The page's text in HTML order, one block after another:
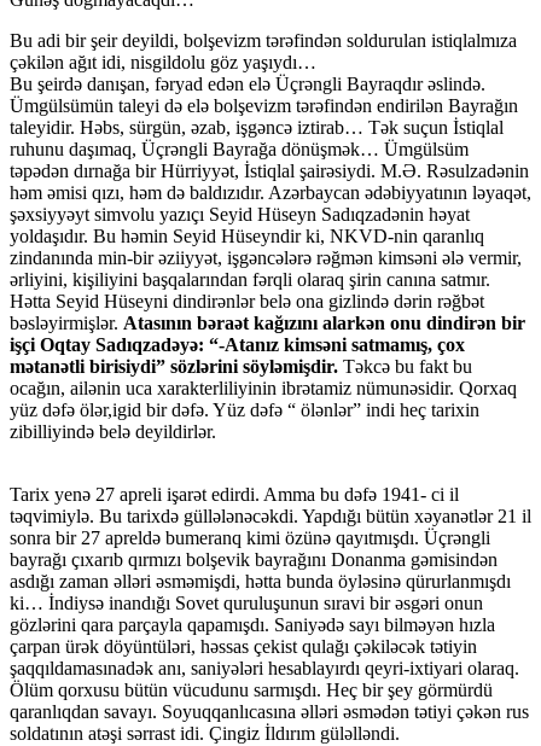
Bu adi bir şeir deyildi, bolşevizm tərəfindən soldurulan istiqlalmıza
çəkilən ağıt idi, nisgildolu göz yaşıydı…
Bu şeirdə danışan, fəryad edən elə Üçrəngli Bayraqdır əslində.
Ümgülsümün taleyi də elə bolşevizm tərəfindən endirilən Bayrağın
taleyidir. Həbs, sürgün, əzab, işgəncə iztirab… Tək suçun İstiqlal
ruhunu daşımaq, Üçrəngli Bayrağa dönüşmək… Ümgülsüm
təpədən dırnağa bir Hürriyyət, İstiqlal şairəsiydi. M.Ə. Rəsulzadənin
həm əmisi qızı, həm də baldızıdır. Azərbaycan ədəbiyyatının ləyaqət,
şəxsiyyəyt simvolu yazıçı Seyid Hüseyn Sadıqzadənin həyat
yoldaşıdır. Bu həmin Seyid Hüseyndir ki, NKVD-nin qaranlıq
zindanında min-bir əziiyyət, işgəncələrə rəğmən kimsəni ələ vermir,
ərliyini, kişiliyini başqalarından fərqli olaraq şirin canına satmır.
Hətta Seyid Hüseyni dindirənlər belə ona gizlində dərin rəğbət
bəsləyirmişlər. Atasının bəraət kağızını alarkən onu dindirən bir
işçi Oqtay Sadıqzadəyə: “-Atanız kimsəni satmamış, çox
mətanətli birisiydi” sözlərini söyləmişdir. Təkcə bu fakt bu
ocağın, ailənin uca xarakterliliyinin ibrətamiz nümunəsidir. Qorxaq
yüz dəfə ölər,igid bir dəfə. Yüz dəfə “ ölənlər” indi heç tarixin
zibilliyində belə deyildirlər.
Tarix yenə 27 apreli işarət edirdi. Amma bu dəfə 1941- ci il
təqvimiylə. Bu tarixdə güllələnəcəkdi. Yapdığı bütün xəyanətlər 21 il
sonra bir 27 apreldə bumeranq kimi özünə qayıtmışdı. Üçrəngli
bayrağı çıxarıb qırmızı bolşevik bayrağını Donanma gəmisindən
asdığı zaman əlləri əsməmişdi, hətta bunda öyləsinə qürurlanmışdı
ki… İndiysə inandığı Sovet quruluşunun sıravi bir əsgəri onun
gözlərini qara parçayla qapamışdı. Saniyədə sayı bilməyən hızla
çarpan ürək döyüntüləri, həssas çekist qulağı çəkiləcək tətiyin
şaqqıldamasınadək anı, saniyələri hesablayırdı qeyri-ixtiyari olaraq.
Ölüm qorxusu bütün vücudunu sarmışdı. Heç bir şey görmürdü
qaranlıqdan savayı. Soyuqqanlıcasına əlləri əsmədən tətiyi çəkən rus
soldatının atəşi sərrast idi. Çingiz İldırım güləlləndi.